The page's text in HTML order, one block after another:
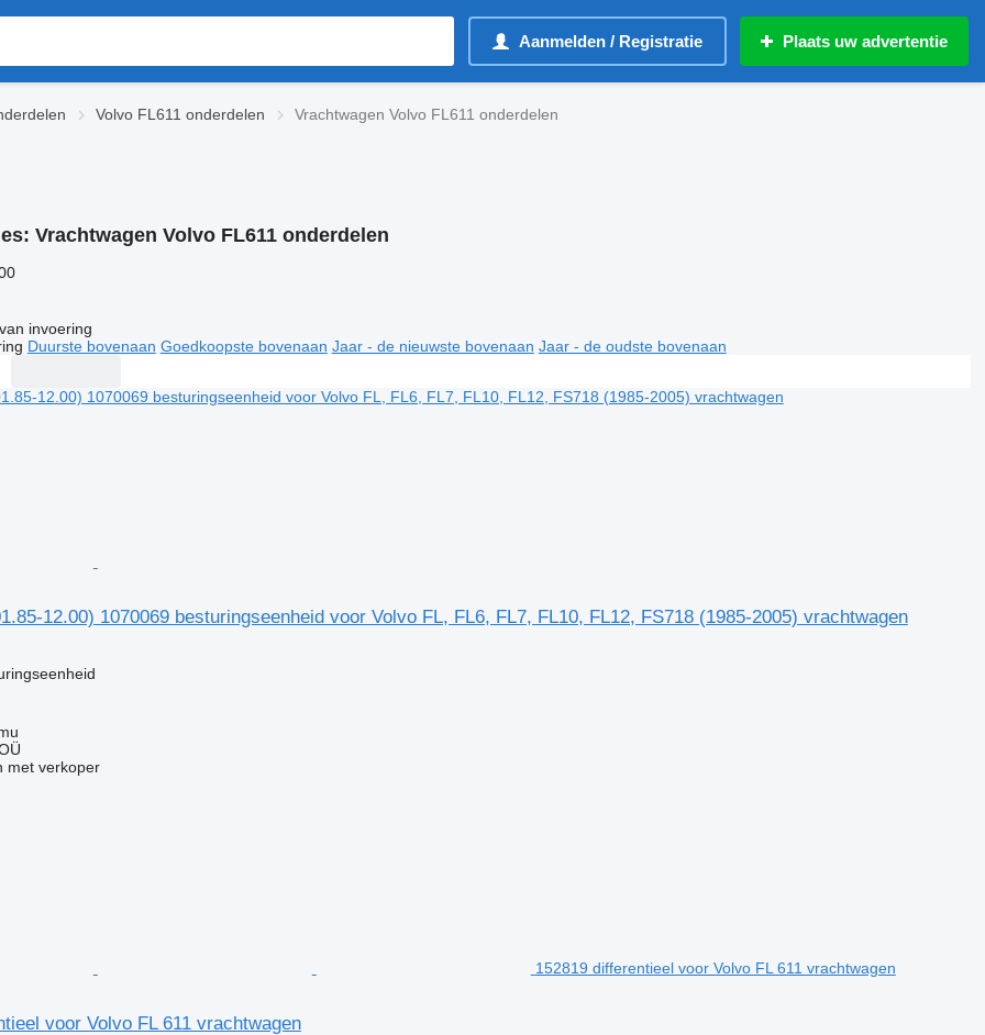
Aanmelden / Registratie Plaats uw advertentie
Volvo FL611 onderdelen Vrachtwagen Volvo FL611 onderdelen
Vrachtwagen Volvo FL611 onderdelen
invoering
Duurste bovenaan Goedkoopste bovenaan Jaar - de nieuwste bovenaan Jaar - de oudste bovenaan
12.00) 1070069 besturingseenheid voor Volvo FL, FL6, FL7, FL10, FL12, FS718 (1985-2005) vrachtwagen
met verkoper
152819 differentieel voor Volvo FL 611 vrachtwagen
voor Volvo FL 611 vrachtwagen